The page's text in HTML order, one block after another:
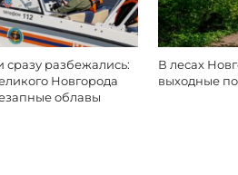
разбежались:
Новгорода
облавы
В лесах
выходные